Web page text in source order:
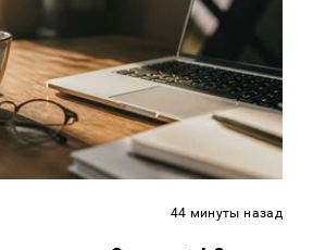
44 минуты назад